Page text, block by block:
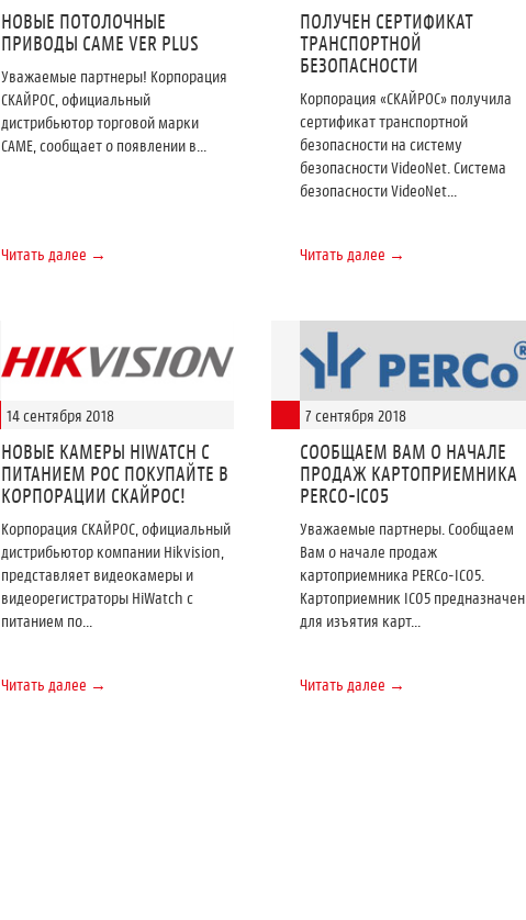
НОВЫЕ ПОТОЛОЧНЫЕ
ПРИВОДЫ CAME VER PLUS
Уважаемые партнеры! Корпорация
СКАЙРОС, официальный
дистрибьютор торговой марки
САМЕ, сообщает о появлении в...
Читать далее →
ПОЛУЧЕН СЕРТИФИКАТ
ТРАНСПОРТНОЙ
БЕЗОПАСНОСТИ
Корпорация «СКАЙРОС» получила
сертификат транспортной
безопасности на систему
безопасности VideoNet. Система
безопасности VideoNet...
Читать далее →
14 сентября 2018
НОВЫЕ КАМЕРЫ HIWATCH С
ПИТАНИЕМ POC ПОКУПАЙТЕ В
КОРПОРАЦИИ СКАЙРОС!
Корпорация СКАЙРОС, официальный
дистрибьютор компании Hikvision,
представляет видеокамеры и
видеорегистраторы HiWatch с
питанием по...
Читать далее →
7 сентября 2018
СООБЩАЕМ ВАМ О НАЧАЛЕ
ПРОДАЖ КАРТОПРИЕМНИКА
PERCO-IC05
Уважаемые партнеры. Сообщаем
Вам о начале продаж
картоприемника PERCo-IC05.
Картоприемник IC05 предназначен
для изъятия карт...
Читать далее →